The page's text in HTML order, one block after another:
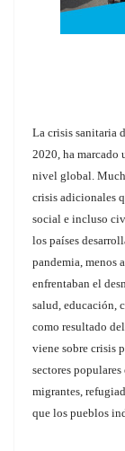
La crisis sanitaria
2020, ha marcado
nivel global.
crisis adicionales
social e incluso
los países
pandemia, menos
enfrentaban el
salud, educación,
como resultado
viene sobre crisis
sectores
migrantes,
que los pueblos